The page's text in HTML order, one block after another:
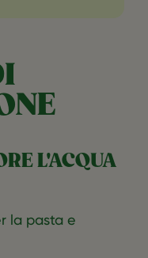
L'ACQUA
la pasta e